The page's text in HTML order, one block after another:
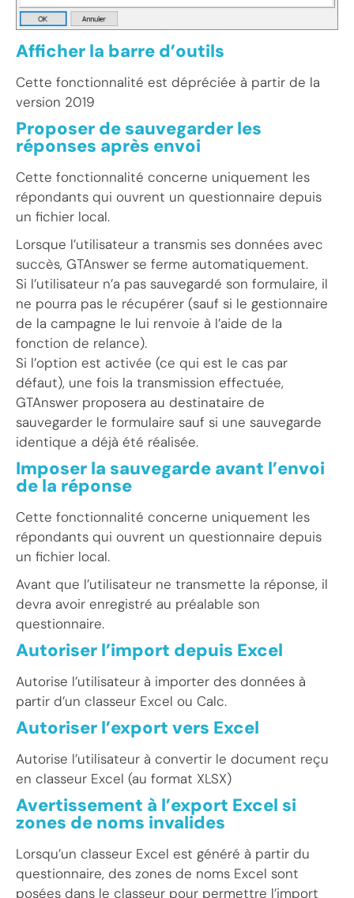
Afficher la barre d’outils
Cette fonctionnalité est dépréciée à partir de la
version 2019
Proposer de sauvegarder les
réponses après envoi
Cette fonctionnalité concerne uniquement les
répondants qui ouvrent un questionnaire depuis
un fichier local.
Lorsque l’utilisateur a transmis ses données avec
succès, GTAnswer se ferme automatiquement.
Si l’utilisateur n’a pas sauvegardé son formulaire, il
ne pourra pas le récupérer (sauf si le gestionnaire
de la campagne le lui renvoie à l’aide de la
fonction de relance).
Si l’option est activée (ce qui est le cas par
défaut), une fois la transmission effectuée,
GTAnswer proposera au destinataire de
sauvegarder le formulaire sauf si une sauvegarde
identique a déjà été réalisée.
Imposer la sauvegarde avant l’envoi
de la réponse
Cette fonctionnalité concerne uniquement les
répondants qui ouvrent un questionnaire depuis
un fichier local.
Avant que l’utilisateur ne transmette la réponse, il
devra avoir enregistré au préalable son
questionnaire.
Autoriser l’import depuis Excel
Autorise l’utilisateur à importer des données à
partir d’un classeur Excel ou Calc.
Autoriser l’export vers Excel
Autorise l’utilisateur à convertir le document reçu
en classeur Excel (au format XLSX)
Avertissement à l’export Excel si
zones de noms invalides
Lorsqu’un classeur Excel est généré à partir du
questionnaire, des zones de noms Excel sont
posées dans le classeur pour permettre l’import